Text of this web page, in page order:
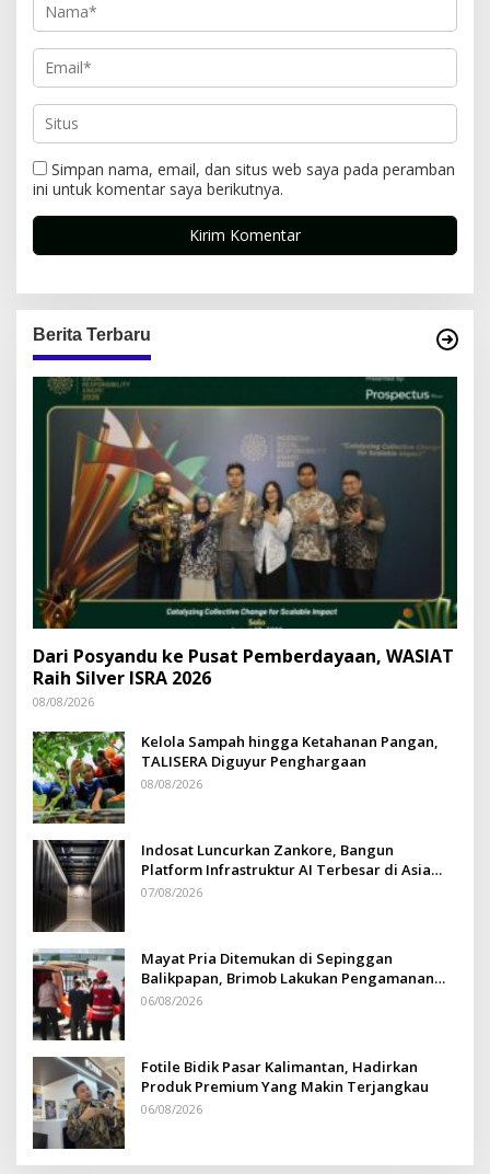
Simpan nama, email, dan situs web saya pada peramban
ini untuk komentar saya berikutnya.
Berita Terbaru
Dari Posyandu ke Pusat Pemberdayaan, WASIAT
Raih Silver ISRA 2026
08/08/2026
Kelola Sampah hingga Ketahanan Pangan,
TALISERA Diguyur Penghargaan
08/08/2026
Indosat Luncurkan Zankore, Bangun
Platform Infrastruktur AI Terbesar di Asia
Tenggara
07/08/2026
Mayat Pria Ditemukan di Sepinggan
Balikpapan, Brimob Lakukan Pengamanan
TKP
06/08/2026
Fotile Bidik Pasar Kalimantan, Hadirkan
Produk Premium Yang Makin Terjangkau
06/08/2026